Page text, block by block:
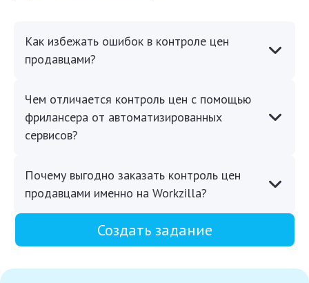
Как избежать ошибок в контроле цен
продавцами?
Чем отличается контроль цен с помощью
фрилансера от автоматизированных
сервисов?
Почему выгодно заказать контроль цен
продавцами именно на Workzilla?
Создать задание